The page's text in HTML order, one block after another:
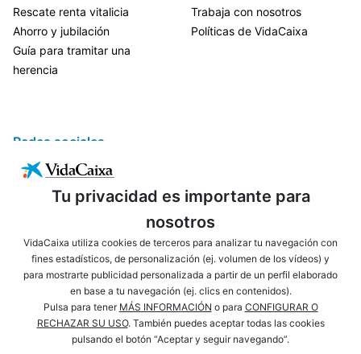
Tu privacidad es importante para
nosotros
VidaCaixa utiliza cookies de terceros para analizar tu navegación con
fines estadísticos, de personalización (ej. volumen de los vídeos) y
para mostrarte publicidad personalizada a partir de un perfil elaborado
en base a tu navegación (ej. clics en contenidos).
Pulsa para tener MÁS INFORMACIÓN o para CONFIGURAR O
RECHAZAR SU USO. También puedes aceptar todas las cookies
pulsando el botón “Aceptar y seguir navegando”.
Rescate renta vitalicia
Ahorro y jubilación
Guía para tramitar una
herencia
Trabaja con nosotros
Políticas de VidaCaixa
Redes sociales
ENLACES DE INTERÉS AVISO LEGAL
PRIVACIDAD POLÍTICA DE COOKIES
MAPA WEB ACCESIBILIDAD